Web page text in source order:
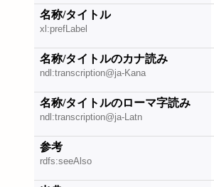
名称/タイトル
xl:prefLabel
名称/タイトルのカナ読み
ndl:transcription@ja-Kana
名称/タイトルのローマ字読み
ndl:transcription@ja-Latn
参考
rdfs:seeAlso